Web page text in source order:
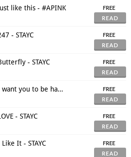
like this - #APINK
FREE
READ
- STAYC
FREE
READ
- STAYC
FREE
READ
(เนื้อเพลง+แปลเพลง) I want you to be happy - Apink
FREE
READ
- STAYC
FREE
READ
It - STAYC
FREE
READ